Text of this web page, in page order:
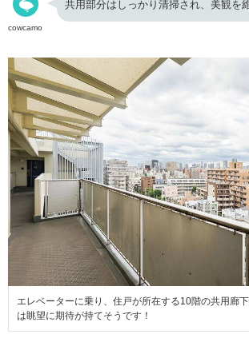
cowcamo
共用部分はしっかり清掃され、美観を
エレベーターに乗り、住戸が所在する10階の共用廊
は眺望に期待が持てそうです！